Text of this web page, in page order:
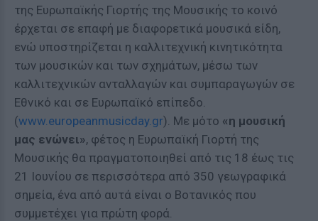
της Ευρωπαϊκής Γιορτής της Μουσικής το κοινό
έρχεται σε επαφή με διαφορετικά μουσικά είδη,
ενώ υποστηρίζεται η καλλιτεχνική κινητικότητα
των μουσικών και των σχημάτων, μέσω των
καλλιτεχνικών ανταλλαγών και συμπαραγωγών σε
Εθνικό και σε Ευρωπαϊκό επίπεδο.
(www.europeanmusicday.gr). Με μότο «η μουσική
μας ενώνει», φέτος η Ευρωπαϊκή Γιορτή της
Μουσικής θα πραγματοποιηθεί από τις 18 έως τις
21 Ιουνίου σε περισσότερα από 350 γεωγραφικά
σημεία, ένα από αυτά είναι ο Βοτανικός που
συμμετέχει για πρώτη φορά.